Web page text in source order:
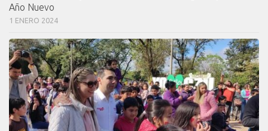
Año Nuevo
1 ENERO 2024